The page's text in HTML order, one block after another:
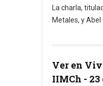
La charla,
Metales, y
Ver en
IIMCh - 23